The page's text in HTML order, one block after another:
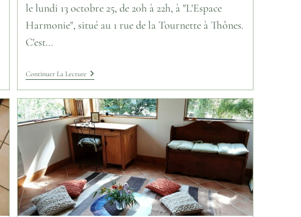
le lundi 13 octobre 25, de 20h à 22h, à "L'Espace
Harmonie", situé au 1 rue de la Tournette à Thônes.
C'est…
Continuer La Lecture